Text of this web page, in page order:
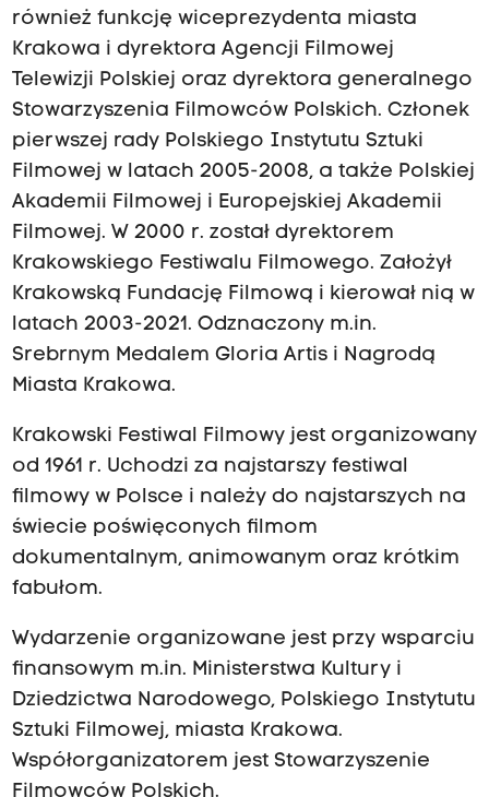
również funkcję wiceprezydenta miasta
Krakowa i dyrektora Agencji Filmowej
Telewizji Polskiej oraz dyrektora generalnego
Stowarzyszenia Filmowców Polskich. Członek
pierwszej rady Polskiego Instytutu Sztuki
Filmowej w latach 2005-2008, a także Polskiej
Akademii Filmowej i Europejskiej Akademii
Filmowej. W 2000 r. został dyrektorem
Krakowskiego Festiwalu Filmowego. Założył
Krakowską Fundację Filmową i kierował nią w
latach 2003-2021. Odznaczony m.in.
Srebrnym Medalem Gloria Artis i Nagrodą
Miasta Krakowa.
Krakowski Festiwal Filmowy jest organizowany
od 1961 r. Uchodzi za najstarszy festiwal
filmowy w Polsce i należy do najstarszych na
świecie poświęconych filmom
dokumentalnym, animowanym oraz krótkim
fabułom.
Wydarzenie organizowane jest przy wsparciu
finansowym m.in. Ministerstwa Kultury i
Dziedzictwa Narodowego, Polskiego Instytutu
Sztuki Filmowej, miasta Krakowa.
Współorganizatorem jest Stowarzyszenie
Filmowców Polskich.